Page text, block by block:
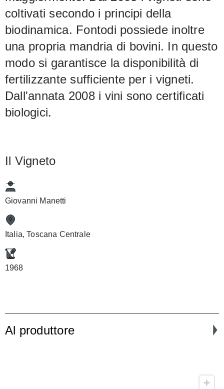
coltivati secondo i principi della
biodinamica. Fontodi possiede inoltre
una propria mandria di bovini. In questo
modo si garantisce la disponibilità di
fertilizzante sufficiente per i vigneti.
Dall'annata 2008 i vini sono certificati
biologici.
Il Vigneto
Giovanni Manetti
Italia, Toscana Centrale
1968
Al produttore